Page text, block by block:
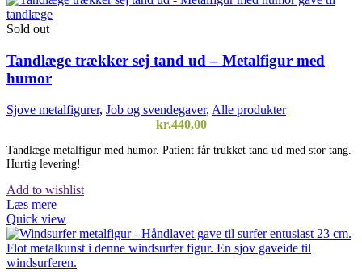
Sold out
Tandlæge trækker sej tand ud – Metalfigur med
humor
Sjove metalfigurer, Job og svendegaver, Alle produkter
kr.440,00
Tandlæge metalfigur med humor. Patient får trukket tand ud med stor tang.
Hurtig levering!
Add to wishlist
Læs mere
Quick view